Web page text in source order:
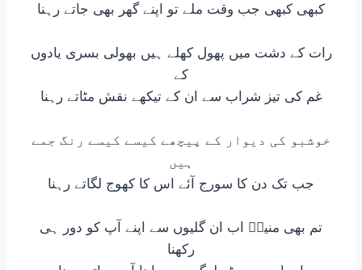
کبھی کبھی جب وقت ملے تو اپنے گھر بھی جاتے رہنا
رات کے دشت میں پھول کھلے ہیں بھولی بسری یادوں
کے
غم کی تیز شراب سے ان کے تیکھے نقش مٹاتے رہنا
خوشبو کی دیوار کے پیچھے کیسے کیسے رنگ جمے
ہیں
جب تک دن کا سورج آئے اس کا کھوج لگاتے رہنا
تم بھی منیرؔ اب ان گلیوں سے اپنے آپ کو دور ہی
رکھنا